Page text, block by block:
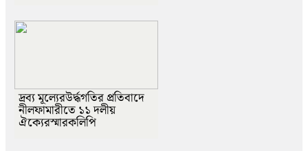
দ্রব্য মূল্যেরউর্দ্ধগতির প্রতিবাদে
নীলফামারীতে ১১ দলীয়
ঐক্যেরস্মারকলিপি